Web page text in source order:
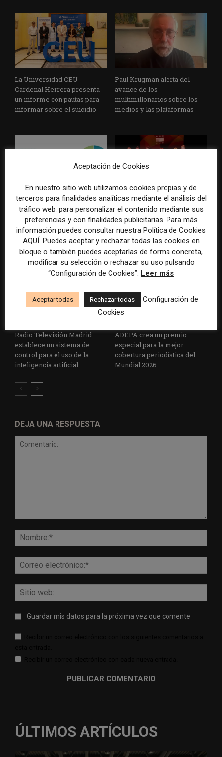
La Universidad CEU
Cardenal Herrera presenta
un informe con pautas para
informar sobre el suicidio
Paul Krugman alerta del
avance de los
multimillonarios sobre los
medios y las plataformas
La Marea cierra 2025 con
superávit, pero su
cooperativa pierde 38.542
euros
El Premio Gabo 2026
reconoce cinco historias de
Brasil, España y El Salvador
sobre el poder, la memoria y
la violencia
Radio Televisión Madrid
establece un sistema de
control para el uso de la
inteligencia artificial
ADEPA crea un premio
especial para la mejor
cobertura periodística del
Mundial 2026
DEJA UNA RESPUESTA
Guardar mis datos para la próxima vez que comente
ÚLTIMOS ARTÍCULOS
Aceptación de Cookies
En nuestro sitio web utilizamos cookies propias y de
terceros para finalidades analíticas mediante el análisis del
tráfico web, para personalizar el contenido mediante sus
preferencias y con finalidades publicitarias. Para más
información puedes consultar nuestra Política de Cookies
AQUÍ. Puedes aceptar y rechazar todas las cookies en
bloque o también puedes aceptarlas de forma concreta,
modificar su selección o rechazar su uso pulsando
“Configuración de Cookies”. Leer más
Aceptar todas Rechazar todas
Configuración de
Cookies